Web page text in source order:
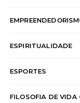
ESPIRITUALIDADE
ESPORTES
FILOSOFIA DE